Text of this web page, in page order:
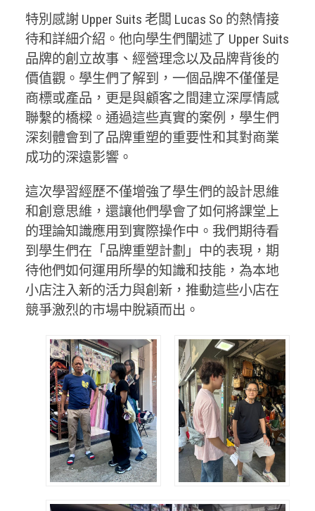
特別感謝 Upper Suits 老闆 Lucas So 的熱情接
待和詳細介紹。他向學生們闡述了 Upper Suits
品牌的創立故事、經營理念以及品牌背後的
價值觀。學生們了解到，一個品牌不僅僅是
商標或產品，更是與顧客之間建立深厚情感
聯繫的橋樑。通過這些真實的案例，學生們
深刻體會到了品牌重塑的重要性和其對商業
成功的深遠影響。
這次學習經歷不僅增強了學生們的設計思維
和創意思維，還讓他們學會了如何將課堂上
的理論知識應用到實際操作中。我們期待看
到學生們在「品牌重塑計劃」中的表現，期
待他們如何運用所學的知識和技能，為本地
小店注入新的活力與創新，推動這些小店在
競爭激烈的市場中脫穎而出。